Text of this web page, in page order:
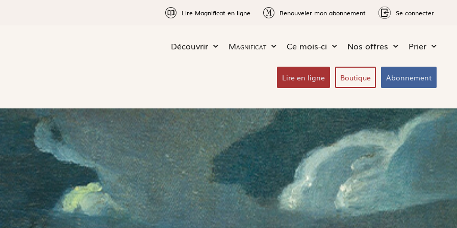
Lire Magnificat en ligne Renouveler mon abonnement Se connecter
Découvrir Magnificat Ce mois-ci Nos offres Prier
Lire en ligne Boutique Abonnement